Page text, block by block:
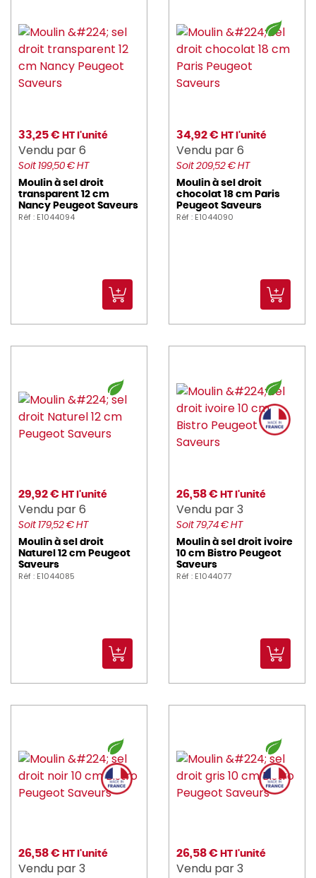
TARRERIAS_BONJEAN (1)
thomas (1)
TORK (6)
VILLEROY_BOCH (31)
VOLLRATH (15)
waring (5)
ZEPE (20)
33,25 € HT l'unité
Vendu par 6
Soit 199,50 € HT
Moulin à sel droit
transparent 12 cm
Nancy Peugeot Saveurs
Réf : E1044094
34,92 € HT l'unité
Vendu par 6
Soit 209,52 € HT
Moulin à sel droit
chocolat 18 cm Paris
Peugeot Saveurs
Réf : E1044090
29,92 € HT l'unité
Vendu par 6
Soit 179,52 € HT
Moulin à sel droit
Naturel 12 cm Peugeot
Saveurs
Réf : E1044085
26,58 € HT l'unité
Vendu par 3
Soit 79,74 € HT
Moulin à sel droit ivoire
10 cm Bistro Peugeot
Saveurs
Réf : E1044077
26,58 € HT l'unité
Vendu par 3
26,58 € HT l'unité
Vendu par 3